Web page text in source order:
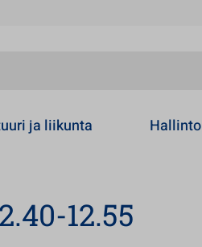
ja liikunta Hallinto
12.55